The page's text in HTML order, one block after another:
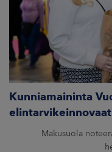
Kunniamaininta
Makusuola